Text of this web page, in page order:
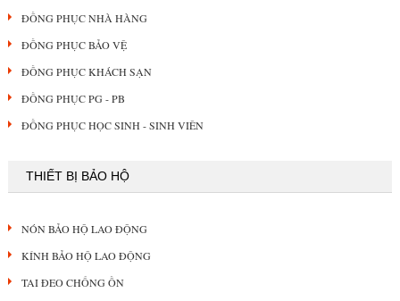
ĐỒNG PHỤC NHÀ HÀNG
ĐỒNG PHỤC BẢO VỆ
ĐỒNG PHỤC KHÁCH SẠN
ĐỒNG PHỤC PG - PB
ĐỒNG PHỤC HỌC SINH - SINH VIÊN
THIẾT BỊ BẢO HỘ
NÓN BẢO HỘ LAO ĐỘNG
KÍNH BẢO HỘ LAO ĐỘNG
TAI ĐEO CHỐNG ỒN